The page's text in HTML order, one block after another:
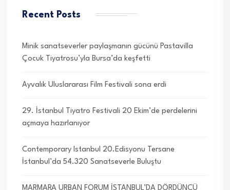
Recent Posts
Minik sanatseverler paylaşmanın gücünü Pastavilla
Çocuk Tiyatrosu’yla Bursa’da keşfetti
Ayvalık Uluslararası Film Festivali sona erdi
29. İstanbul Tiyatro Festivali 20 Ekim’de perdelerini
açmaya hazırlanıyor
Contemporary Istanbul 20.Edisyonu Tersane
İstanbul’da 54.320 Sanatseverle Buluştu
MARMARA URBAN FORUM İSTANBUL’DA DÖRDÜNCÜ